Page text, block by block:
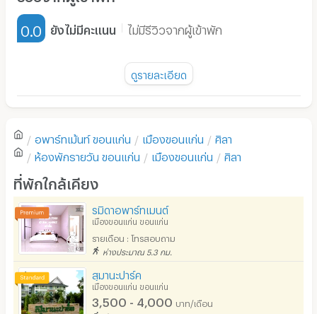
เฟอร์นิเจอร์-ตู้, เตียง
เครื่องทำน้ำอุ่น
โซฟา
เตาปรุงอาหาร
อนุญาตให้เลี้ยงสัตว์
อนุญาตให้สูบบุหรี่ในห้องพัก
โทรศัพท์สายตรง
ที่จอดรถ
0.0 ยังไม่มีคะแนน ไม่มีรีวิวจากผู้เข้าพัก
ยังไม่มีรีวิวของอพาร์ทเม้นท์นี้
เขียนรีวิวแรกของอพาร์ทเม้นท์นี้
ดูรายละเอียด
อพาร์ทเม้นท์ ขอนแก่น เมืองขอนแก่น ศิลา
ห้องพักรายวัน ขอนแก่น เมืองขอนแก่น ศิลา
ที่พักใกล้เคียง
รมิดาอพาร์ทเมนต์
เมืองขอนแก่น ขอนแก่น
รายเดือน : โทรสอบถาม
ห่างประมาณ 5.3 กม.
สุมานะปาร์ค
เมืองขอนแก่น ขอนแก่น
3,500 - 4,000 บาท/เดือน